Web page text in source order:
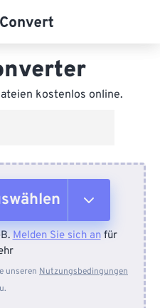
kostenlos online.
Melden Sie sich anfür
unseren Nutzungsbedingungen